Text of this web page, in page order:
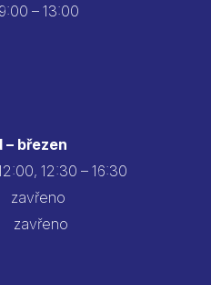
– 13:00
– březen
12:30 – 16:30
zavřeno